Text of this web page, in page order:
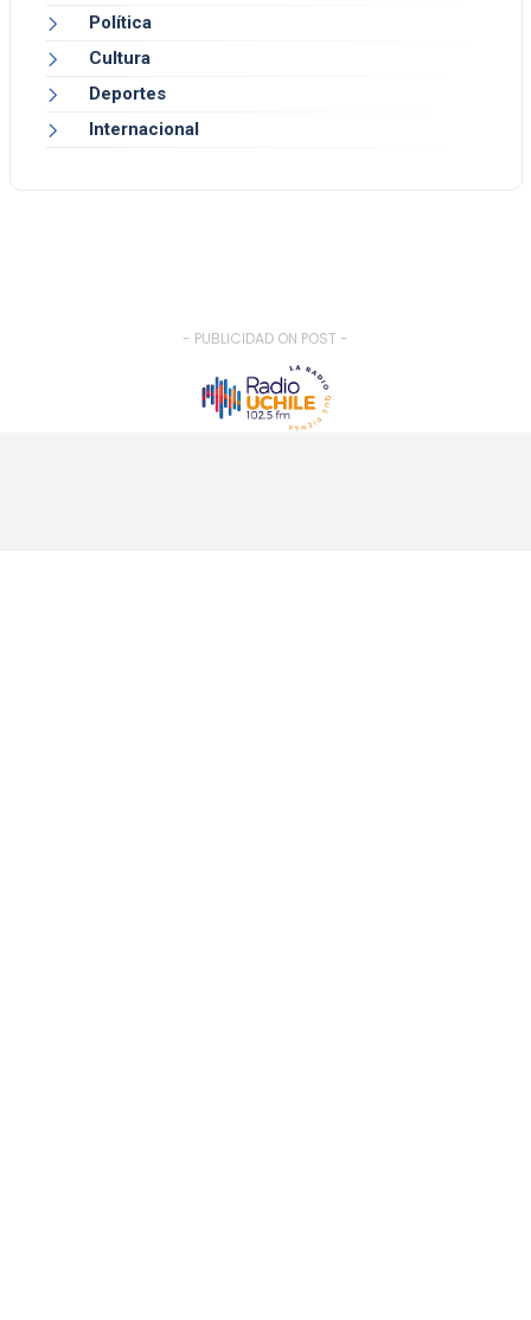
Política
Cultura
Deportes
Internacional
- PUBLICIDAD ON POST -